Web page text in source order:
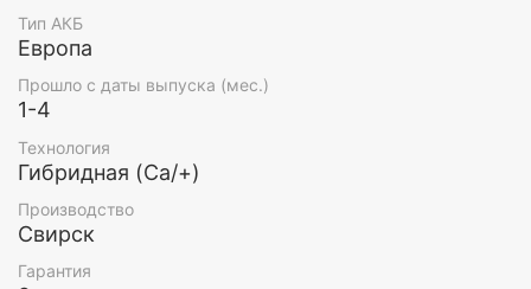
Тип АКБ
Европа
Прошло с даты выпуска (мес.)
1-4
Технология
Гибридная (Ca/+)
Производство
Свирск
Гарантия